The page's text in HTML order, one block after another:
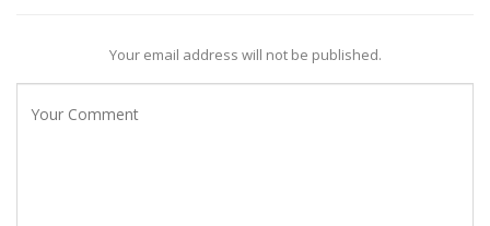
Your email address will not be published.